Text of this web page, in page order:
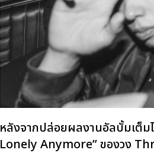
หลังจากปล่อยผลงานอัลบั้มเต็
Lonely Anymore” ของวง